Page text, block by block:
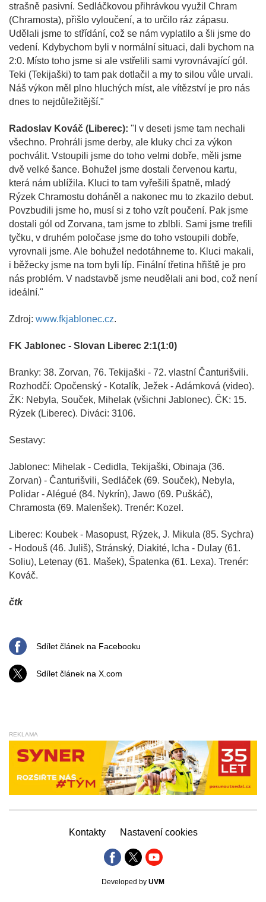
strašně pasivní. Sedláčkovou přihrávkou využil Chram
(Chramosta), přišlo vyloučení, a to určilo ráz zápasu.
Udělali jsme to střídání, což se nám vyplatilo a šli jsme do
vedení. Kdybychom byli v normální situaci, dali bychom na
2:0. Místo toho jsme si ale vstřelili sami vyrovnávající gól.
Teki (Tekijaški) to tam pak dotlačil a my to silou vůle urvali.
Náš výkon měl plno hluchých míst, ale vítězství je pro nás
dnes to nejdůležitější."
Radoslav Kováč (Liberec): "I v deseti jsme tam nechali
všechno. Prohráli jsme derby, ale kluky chci za výkon
pochválit. Vstoupili jsme do toho velmi dobře, měli jsme
dvě velké šance. Bohužel jsme dostali červenou kartu,
která nám ublížila. Kluci to tam vyřešili špatně, mladý
Rýzek Chramostu doháněl a nakonec mu to zkazilo debut.
Povzbudili jsme ho, musí si z toho vzít poučení. Pak jsme
dostali gól od Zorvana, tam jsme to zblbli. Sami jsme trefili
tyčku, v druhém poločase jsme do toho vstoupili dobře,
vyrovnali jsme. Ale bohužel nedotáhneme to. Kluci makali,
i běžecky jsme na tom byli líp. Finální třetina hřiště je pro
nás problém. V nadstavbě jsme neudělali ani bod, což není
ideální."
Zdroj: www.fkjablonec.cz.
FK Jablonec - Slovan Liberec 2:1(1:0)
Branky: 38. Zorvan, 76. Tekijaški - 72. vlastní Čanturišvili.
Rozhodčí: Opočenský - Kotalík, Ježek - Adámková (video).
ŽK: Nebyla, Souček, Mihelak (všichni Jablonec). ČK: 15.
Rýzek (Liberec). Diváci: 3106.
Sestavy:
Jablonec: Mihelak - Cedidla, Tekijaški, Obinaja (36.
Zorvan) - Čanturišvili, Sedláček (69. Souček), Nebyla,
Polidar - Alégué (84. Nykrín), Jawo (69. Puškáč),
Chramosta (69. Malenšek). Trenér: Kozel.
Liberec: Koubek - Masopust, Rýzek, J. Mikula (85. Sychra)
- Hodouš (46. Juliš), Stránský, Diakité, Icha - Dulay (61.
Soliu), Letenay (61. Mašek), Špatenka (61. Lexa). Trenér:
Kováč.
čtk
Sdílet článek na Facebooku
Sdílet článek na X.com
REKLAMA
Kontakty Nastavení cookies
Developed by UVM